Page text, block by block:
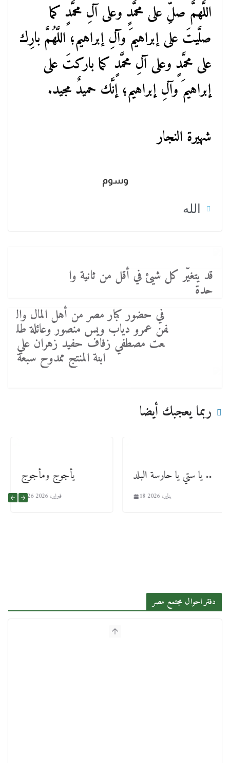
اللَّهمَّ صلِّ على محمَّدٍ وعلى آلِ محمَّدٍ كما
صلَّيتَ على إبراهيمَ وآلِ إبراهيم؛ اللَّهُمَّ بارِك
على محمَّدٍ وعلى آلِ محمَّدٍ كما باركتَ على
إبراهيمَ وآلِ إبراهيم؛ إنَّك حميدٌ مجيد.
شهيرة النجار
وسوم
الله
قد يتغيّر كل شيئ في أقل من ثانية وا
حدة
في حضور كبار مصر من أهل المال وال
فن عمرو دياب ويس منصور وعائلة طل
عت مصطفي زفاف حفيد زهران علي
ابنة المنتج ممدوح سبعة
ربما يعجبك أيضا
يأجوج ومأجوج
26 فبراير، 2026
يا ستي يا حارسة البلد ..
18 يناير، 2026
دفتر احوال مجتمع مصر